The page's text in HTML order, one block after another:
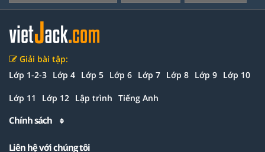
Giải bài tập:
Lớp 1-2-3 Lớp 4 Lớp 5 Lớp 6 Lớp 7 Lớp 8 Lớp 9 Lớp 10
Lớp 11 Lớp 12 Lập trình Tiếng Anh
Chính sách
Liên hệ với chúng tôi